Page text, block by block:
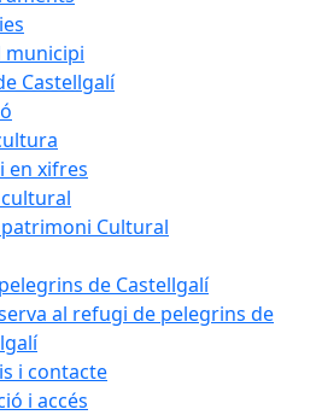
Castellgalí
en xifres
Cultural
de Castellgalí
al refugi de pelegrins de
i contacte
i accés